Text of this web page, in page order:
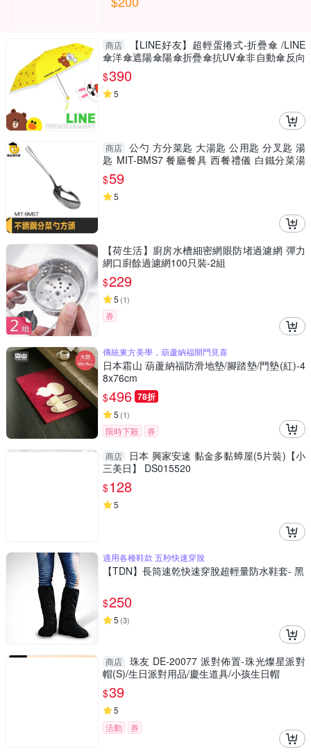
商店
【LINE好友】超輕蛋捲式-折疊傘 /LINE
傘洋傘遮陽傘陽傘折疊傘抗UV傘非自動傘反向
傘黑膠傘
$390
5
商店 公勺 方分菜匙 大湯匙 公用匙 分叉匙 湯
匙 MIT-BMS7 餐廳餐具 西餐禮儀 白鐵分菜湯
匙 不鏽鋼公勺
$59
5
【荷生活】廚房水槽細密網眼防堵過濾網 彈力
網口廚餘過濾網100只裝-2組
$229
5 (1)
券
傳統東方美學，葫蘆納福開門見喜
日本霜山 葫蘆納福防滑地墊/腳踏墊/門墊(紅)-4
8x76cm
$496 78折
5 (1)
限時下殺 券
商店
日本 興家安速 黏金多黏蟑屋(5片裝)【小
三美日】 DS015520
$128
5
適用各種鞋款 五秒快速穿脫
【TDN】長筒速乾快速穿脫超輕量防水鞋套- 黑
$250
5 (3)
商店
珠友 DE-20077 派對佈置-珠光燦星派對
帽(S)/生日派對用品/慶生道具/小孩生日帽
$39
5
活動
券